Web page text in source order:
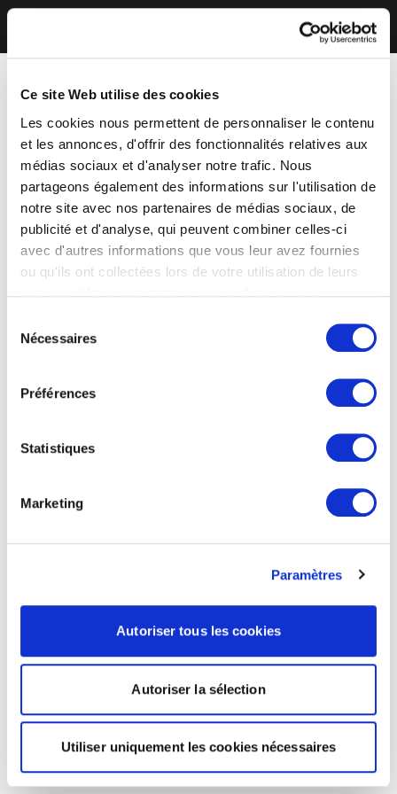
Ce site Web utilise des cookies
Les cookies nous permettent de personnaliser le contenu
et les annonces, d'offrir des fonctionnalités relatives aux
médias sociaux et d'analyser notre trafic. Nous
partageons également des informations sur l'utilisation de
notre site avec nos partenaires de médias sociaux, de
publicité et d'analyse, qui peuvent combiner celles-ci
avec d'autres informations que vous leur avez fournies
ou qu'ils ont collectées lors de votre utilisation de leurs
Nécessaires
Préférences
Statistiques
Marketing
Paramètres
Autoriser tous les cookies
Autoriser la sélection
Utiliser uniquement les cookies nécessaires